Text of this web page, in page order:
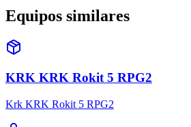
Equipos similares
KRK KRK Rokit 5 RPG2
Krk KRK Rokit 5 RPG2